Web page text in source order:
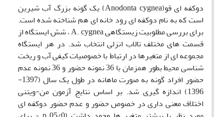
دوکفه ای قو(Anodonta cygnea) یک گونه بزرگ آب شیرین
است که به نام دوکفه ای رود خانه ای هم شناخته شده است.
برای بررسی مطلوبیت زیستگاهی A. cygnea ، شش ایستگاه از
قسمت های مختلف تالاب انزلی انتخاب شد. در هر ایستگاه
مجموعه ای از متغیرها در ارتباط با خصوصیات کیفی آب و ریخت
شناسی محیط بطور همزمان با 36 نمونه حضور و 36 نمونه عدم
حضور افراد گونه به صورت ماهانه در طول یک سال (1397-
1396) اندازه گیری شد. بر اساس نتایج آزمون من-‌ویتنی
اختلاف معنی‌ داری در خصوص حضور و عدم حضور دوکفه ای